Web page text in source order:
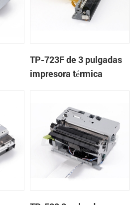
TP-723F de 3 pulgadas
impresora térmica